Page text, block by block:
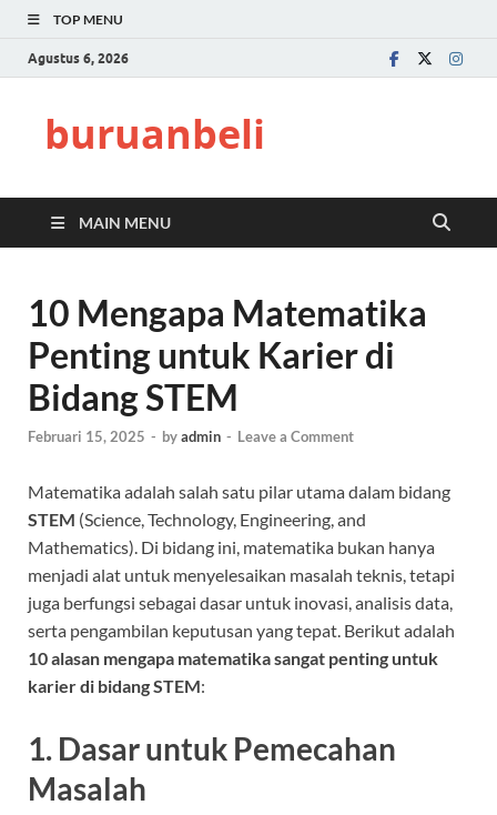
TOP MENU
Agustus 6, 2026
buruanbeli
MAIN MENU
10 Mengapa Matematika
Penting untuk Karier di
Bidang STEM
Februari 15, 2025 - byadmin - Leave a Comment
Matematika adalah salah satu pilar utama dalam bidang
STEM (Science, Technology, Engineering, and
Mathematics). Di bidang ini, matematika bukan hanya
menjadi alat untuk menyelesaikan masalah teknis, tetapi
juga berfungsi sebagai dasar untuk inovasi, analisis data,
serta pengambilan keputusan yang tepat. Berikut adalah
10 alasan mengapa matematika sangat penting untuk
karier di bidang STEM:
1. Dasar untuk Pemecahan
Masalah